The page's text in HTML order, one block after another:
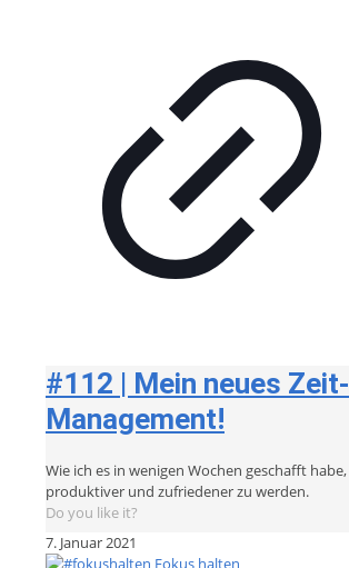
#112 | Mein neues Zeit-
Management!
Wie ich es in wenigen Wochen geschafft habe,
produktiver und zufriedener zu werden.
Do you like it?
7. Januar 2021